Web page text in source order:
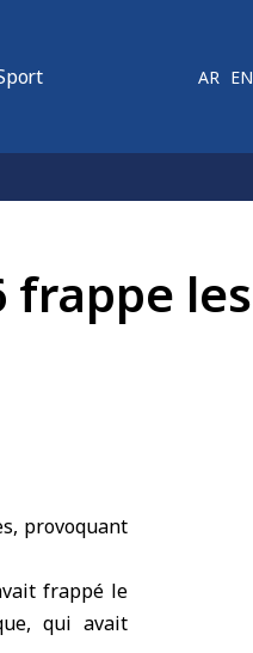
AR EN
frappe les
provoquant
frappé le
qui avait